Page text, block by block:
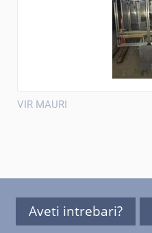
VIR MAURI
Aveti intrebari?